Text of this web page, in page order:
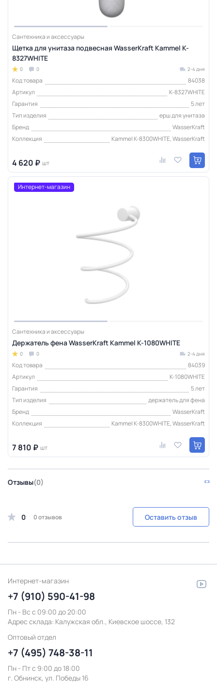
Сантехника и аксессуары
Щетка для унитаза подвесная WasserKraft Kammel K-
8327WHITE
0 0 2-4 дня
Код товара
84038
Артикул
K-8327WHITE
Гарантия
5 лет
Тип изделия
ерш для унитаза
Бренд
WasserKraft
Коллекция
Kammel K-8300WHITE, WasserKraft
4 620 ₽ шт
Интернет-магазин
Сантехника и аксессуары
Держатель фена WasserKraft Kammel K-1080WHITE
0 0 2-4 дня
Код товара
84039
Артикул
K-1080WHITE
Гарантия
5 лет
Тип изделия
держатель для фена
Бренд
WasserKraft
Коллекция
Kammel K-8300WHITE, WasserKraft
7 810 ₽ шт
Отзывы(0)
0 0 отзывов Оставить отзыв
Интернет-магазин
+7 (910) 590-41-98
Пн - Вс с 09:00 до 20:00
Адрес склада: Калужская обл., Киевское шоссе, 132
Оптовый отдел
+7 (495) 748-38-11
Пн - Пт c 9:00 до 18:00
г. Обнинск, ул. Победы 16